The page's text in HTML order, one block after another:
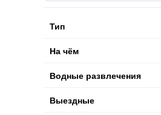
Тип
На чём
Водные развлечения
Выездные